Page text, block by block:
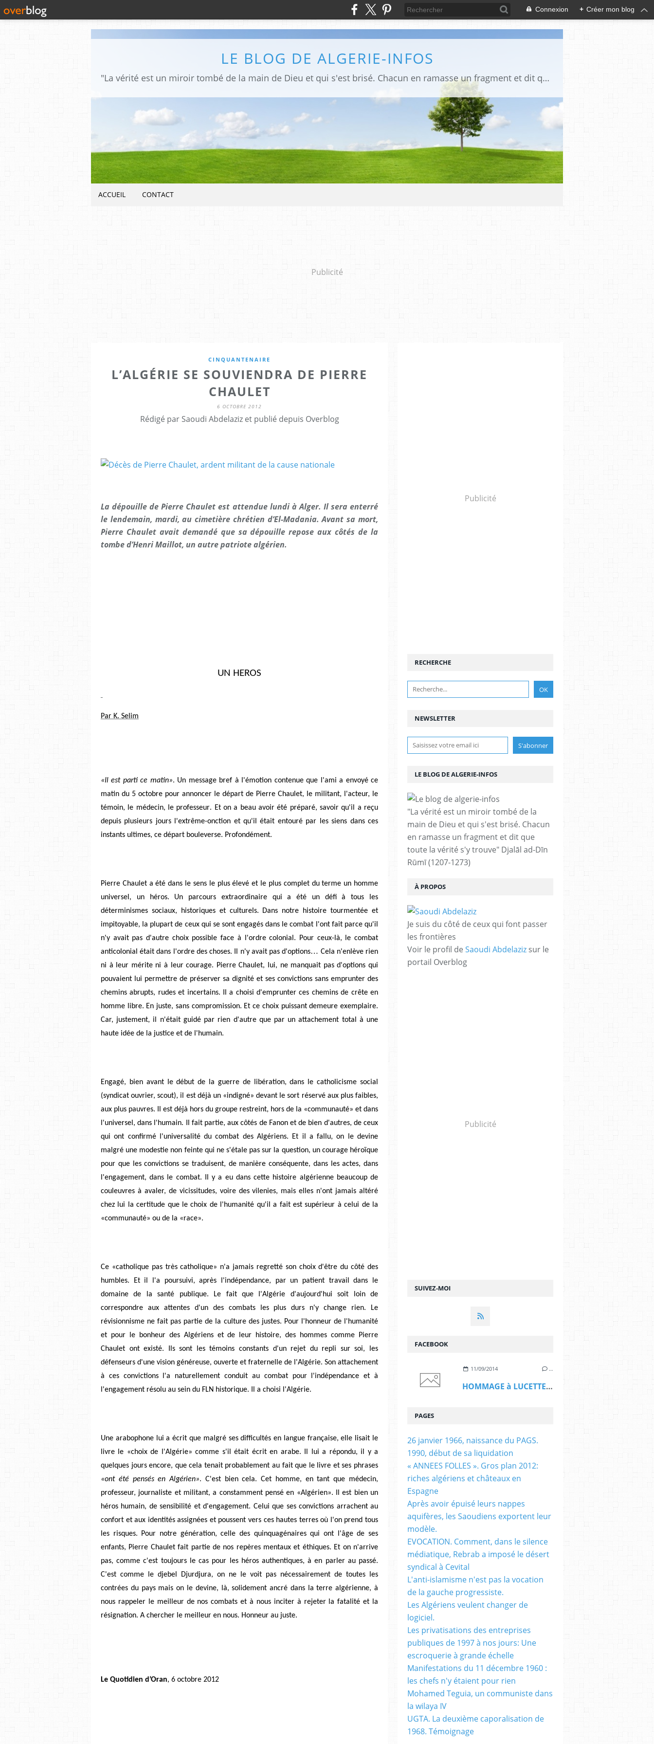
Connexion + Créer mon blog
LE BLOG DE ALGERIE-INFOS
"La vérité est un miroir tombé de la main de Dieu et qui s'est brisé. Chacun en ramasse un fragment et dit que toute la vérité s'y trouve" Djalāl ad-Dīn Rūmī (1207-1273)
ACCUEIL CONTACT
Publicité
CINQUANTENAIRE
L’ALGÉRIE SE SOUVIENDRA DE PIERRE
CHAULET
6 OCTOBRE 2012
Rédigé par Saoudi Abdelaziz et publié depuis Overblog
La dépouille de Pierre Chaulet est attendue lundi à Alger. Il sera enterré
le lendemain, mardi, au cimetière chrétien d’El-Madania. Avant sa mort,
Pierre Chaulet avait demandé que sa dépouille repose aux côtés de la
tombe d’Henri Maillot, un autre patriote algérien.
UN HEROS
Par K. Selim
«Il est parti ce matin». Un message bref à l'émotion contenue que l'ami a envoyé ce
matin du 5 octobre pour annoncer le départ de Pierre Chaulet, le militant, l'acteur, le
témoin, le médecin, le professeur. Et on a beau avoir été préparé, savoir qu'il a reçu
depuis plusieurs jours l'extrême-onction et qu'il était entouré par les siens dans ces
instants ultimes, ce départ bouleverse. Profondément.
Pierre Chaulet a été dans le sens le plus élevé et le plus complet du terme un homme
universel, un héros. Un parcours extraordinaire qui a été un défi à tous les
déterminismes sociaux, historiques et culturels. Dans notre histoire tourmentée et
impitoyable, la plupart de ceux qui se sont engagés dans le combat l'ont fait parce qu'il
n'y avait pas d'autre choix possible face à l'ordre colonial. Pour ceux-là, le combat
anticolonial était dans l'ordre des choses. Il n'y avait pas d'options… Cela n'enlève rien
ni à leur mérite ni à leur courage. Pierre Chaulet, lui, ne manquait pas d'options qui
pouvaient lui permettre de préserver sa dignité et ses convictions sans emprunter des
chemins abrupts, rudes et incertains. Il a choisi d'emprunter ces chemins de crête en
homme libre. En juste, sans compromission. Et ce choix puissant demeure exemplaire.
Car, justement, il n'était guidé par rien d'autre que par un attachement total à une
haute idée de la justice et de l'humain.
Engagé, bien avant le début de la guerre de libération, dans le catholicisme social
(syndicat ouvrier, scout), il est déjà un «indigné» devant le sort réservé aux plus faibles,
aux plus pauvres. Il est déjà hors du groupe restreint, hors de la «communauté» et dans
l'universel, dans l'humain. Il fait partie, aux côtés de Fanon et de bien d'autres, de ceux
qui ont confirmé l'universalité du combat des Algériens. Et il a fallu, on le devine
malgré une modestie non feinte qui ne s'étale pas sur la question, un courage héroïque
pour que les convictions se traduisent, de manière conséquente, dans les actes, dans
l'engagement, dans le combat. Il y a eu dans cette histoire algérienne beaucoup de
couleuvres à avaler, de vicissitudes, voire des vilenies, mais elles n'ont jamais altéré
chez lui la certitude que le choix de l'humanité qu'il a fait est supérieur à celui de la
«communauté» ou de la «race».
Ce «catholique pas très catholique» n'a jamais regretté son choix d'être du côté des
humbles. Et il l'a poursuivi, après l'indépendance, par un patient travail dans le
domaine de la santé publique. Le fait que l'Algérie d'aujourd'hui soit loin de
correspondre aux attentes d'un des combats les plus durs n'y change rien. Le
révisionnisme ne fait pas partie de la culture des justes. Pour l'honneur de l'humanité
et pour le bonheur des Algériens et de leur histoire, des hommes comme Pierre
Chaulet ont existé. Ils sont les témoins constants d'un rejet du repli sur soi, les
défenseurs d'une vision généreuse, ouverte et fraternelle de l'Algérie. Son attachement
à ces convictions l'a naturellement conduit au combat pour l'indépendance et à
l'engagement résolu au sein du FLN historique. Il a choisi l'Algérie.
Une arabophone lui a écrit que malgré ses difficultés en langue française, elle lisait le
livre le «choix de l'Algérie» comme s'il était écrit en arabe. Il lui a répondu, il y a
quelques jours encore, que cela tenait probablement au fait que le livre et ses phrases
«ont été pensés en Algérien». C'est bien cela. Cet homme, en tant que médecin,
professeur, journaliste et militant, a constamment pensé en «Algérien». Il est bien un
héros humain, de sensibilité et d'engagement. Celui que ses convictions arrachent au
confort et aux identités assignées et poussent vers ces hautes terres où l'on prend tous
les risques. Pour notre génération, celle des quinquagénaires qui ont l'âge de ses
enfants, Pierre Chaulet fait partie de nos repères mentaux et éthiques. Et on n'arrive
pas, comme c'est toujours le cas pour les héros authentiques, à en parler au passé.
C'est comme le djebel Djurdjura, on ne le voit pas nécessairement de toutes les
contrées du pays mais on le devine, là, solidement ancré dans la terre algérienne, à
nous rappeler le meilleur de nos combats et à nous inciter à rejeter la fatalité et la
résignation. A chercher le meilleur en nous. Honneur au juste.
Le Quotidien d’Oran, 6 octobre 2012
Publicité
NEWSLETTER
SUIVEZ-MOI
RECHERCHE
LE BLOG DE ALGERIE-INFOS
"La vérité est un miroir tombé de la
main de Dieu et qui s'est brisé. Chacun
en ramasse un fragment et dit que
toute la vérité s'y trouve" Djalāl ad-Dīn
Rūmī (1207-1273)
À PROPOS
Je suis du côté de ceux qui font passer
les frontières
Voir le profil de Saoudi Abdelaziz sur le
portail Overblog
Publicité
FACEBOOK
11/09/2014 …
HOMMAGE à LUCETTE HADJ ALI
PAGES
26 janvier 1966, naissance du PAGS.
1990, début de sa liquidation
« ANNEES FOLLES ». Gros plan 2012:
riches algériens et châteaux en
Espagne
Après avoir épuisé leurs nappes
aquifères, les Saoudiens exportent leur
modèle.
EVOCATION. Comment, dans le silence
médiatique, Rebrab a imposé le désert
syndical à Cevital
L'anti-islamisme n'est pas la vocation
de la gauche progressiste.
Les Algériens veulent changer de
logiciel.
Les privatisations des entreprises
publiques de 1997 à nos jours: Une
escroquerie à grande échelle
Manifestations du 11 décembre 1960 :
les chefs n'y étaient pour rien
Mohamed Teguia, un communiste dans
la wilaya IV
UGTA. La deuxième caporalisation de
1968. Témoignage